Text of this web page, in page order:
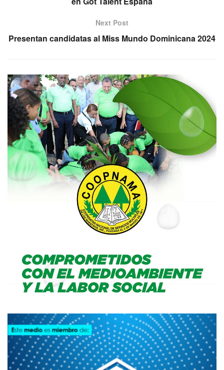
Next Post
Presentan candidatas al Miss Mundo Dominicana 2024